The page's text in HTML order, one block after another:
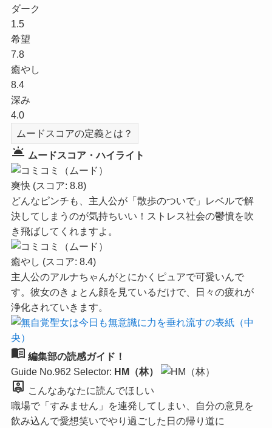
ダーク
1.5
希望
7.8
癒やし
8.4
深み
4.0
ムードスコアの定義とは？
wb_twilight ムードスコア・ハイライト
爽快 (スコア: 8.8)
どんなピンチも、主人公が「散歩のついで」レベルで解
決してしまうのが気持ちいい！ストレス社会の鬱憤を吹
き飛ばしてくれますよ。
癒やし (スコア: 8.4)
主人公のアルナちゃんがとにかくピュアで可愛いんで
す。彼女のきょとん顔を見ているだけで、日々の疲れが
浄化されていきます。
menu_book 編集部の読感ガイド！
Guide No.962 Selector: HM（林）
person_pin
こんなあなたに読んでほしい
職場で「すみません」を連発してしまい、自分の意見を
飲み込んで愛想笑いでやり過ごした日の帰り道に